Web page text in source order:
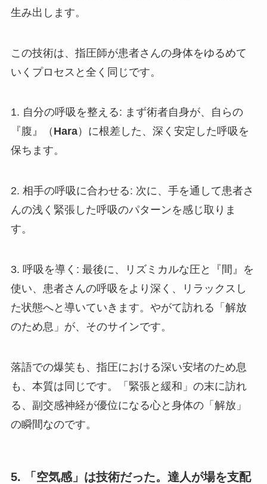
生み出します。
この技術は、指圧師が患者さんの身体をゆるめて
いくプロセスと全く同じです。
1. 自分の呼吸を整える: まず術者自身が、自らの
『腹』（ Hara）に根差した、深く安定した呼吸を
保ちます。
2. 相手の呼吸に合わせる: 次に、手を通して患者さ
んの浅く緊張した呼吸のパターンを感じ取りま
す。
3. 呼吸を導く: 最後に、リズミカルな圧と『間』を
使い、患者さんの呼吸をより深く、リラックスし
た状態へと導いていきます。やがて訪れる「解放
のため息」が、そのサインです。
落語での爆笑も、指圧における深い安堵のため息
も、本質は同じです。「緊張と緩和」の末に訪れ
る、副交感神経が優位になる心と身体の「解放」
の瞬間なのです。
5. 「空気感」は技術だった。達人が場を支配